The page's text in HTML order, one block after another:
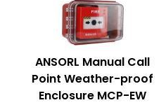
ANSORL Manual Call
Point Weather-proof
Enclosure MCP-EW